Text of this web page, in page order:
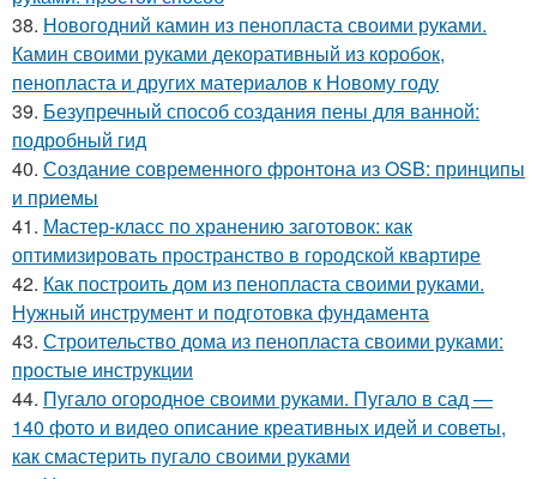
38. Новогодний камин из пенопласта своими руками.
Камин своими руками декоративный из коробок,
пенопласта и других материалов к Новому году
39. Безупречный способ создания пены для ванной:
подробный гид
40. Создание современного фронтона из OSB: принципы
и приемы
41. Мастер-класс по хранению заготовок: как
оптимизировать пространство в городской квартире
42. Как построить дом из пенопласта своими руками.
Нужный инструмент и подготовка фундамента
43. Строительство дома из пенопласта своими руками:
простые инструкции
44. Пугало огородное своими руками. Пугало в сад —
140 фото и видео описание креативных идей и советы,
как смастерить пугало своими руками